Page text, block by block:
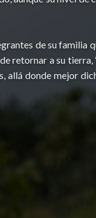
de su familia
retornar a su
allá donde mejor